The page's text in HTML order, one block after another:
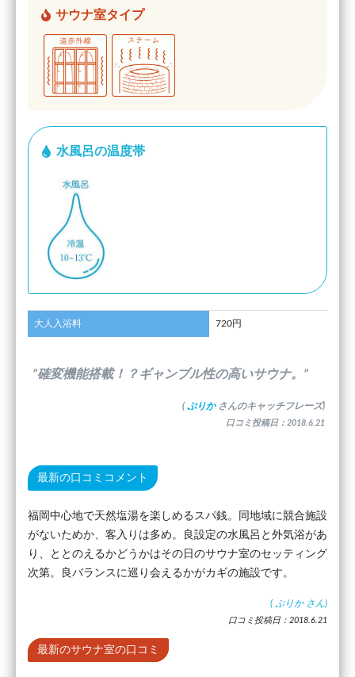
サウナ室タイプ
水風呂の温度帯
大人入浴料 720円
”確変機能搭載！？ギャンブル性の高いサウナ。”
( ぷりか さんのキャッチフレーズ)
口コミ投稿日：2018.6.21
最新の口コミコメント
福岡中心地で天然塩湯を楽しめるスパ銭。同地域に競合施設
がないためか、客入りは多め。良設定の水風呂と外気浴があ
り、ととのえるかどうかはその日のサウナ室のセッティング
次第。良バランスに巡り会えるかがカギの施設です。
( ぷりか さん)
口コミ投稿日：2018.6.21
最新のサウナ室の口コミ